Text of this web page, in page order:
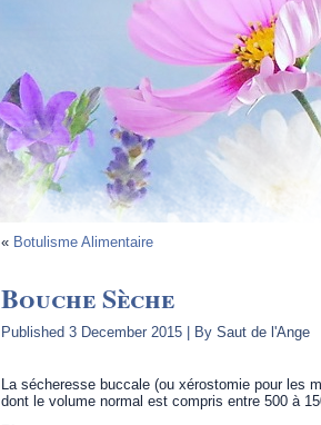
« Botulisme Alimentaire
Bouche Sèche
Published 3 December 2015 By Saut de l'Ange
La sécheresse buccale (ou xérostomie pour les
dont le volume normal est compris entre 500 à